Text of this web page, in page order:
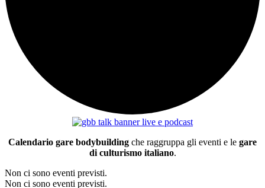
Calendario gare bodybuilding che raggruppa gli eventi e le gare
di culturismo italiano.
Non ci sono eventi previsti.
Non ci sono eventi previsti.